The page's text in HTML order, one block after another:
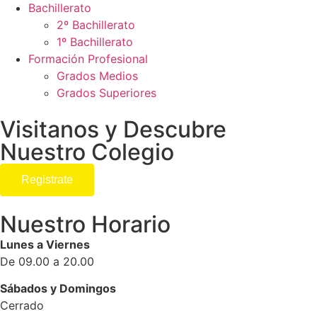
Bachillerato
2º Bachillerato
1º Bachillerato
Formación Profesional
Grados Medios
Grados Superiores
Visitanos y Descubre
Nuestro Colegio
Registrate
Nuestro Horario
Lunes a Viernes
De 09.00 a 20.00
Sábados y Domingos
Cerrado